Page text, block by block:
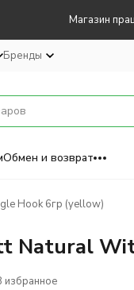
Магазин
Бренды
Обмен и возврат
Hook 6гр (yellow)
Natural
избранное